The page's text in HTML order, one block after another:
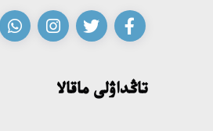
تاڭداۋلى ماقالا